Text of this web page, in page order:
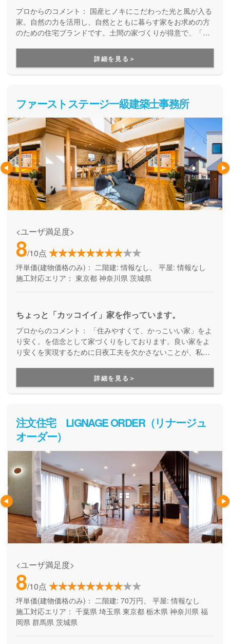
プロからのコメント： 国産ヒノキにこだわった光と風が入る
家。自然の力を活用し、自然とともに暮らす家をお求めの方
のための住宅ブランドです。土間の家づくりが得意で、「た
をご提案しています。ベビーカーそのままで玄関に入れる、
アウトドアグッズを収納できる、そんな暮らしが変わる住ま
いが適正価格で建てられることが大きな魅力になっていま
詳細を見る＞
ファーストステージ一級建築士事務所
<ユーザ満足度>
8/10点
坪単価(建物価格のみ)： 二階建: 情報なし、 平屋: 情報なし
施工対応エリア： 東京都 神奈川県 茨城県
ちょっと「カッコイイ」家を作っています。
プロからのコメント：
「住みやすくて、かっこいい家」をよ
り安く。を信念として家づくりをしております。良い家をよ
り安くを実現するために日夜工夫を欠かさないことが、私た
詳細を見る＞
注文住宅 LiGNAGE ORDER（リナージュ
オーダー）
<ユーザ満足度>
8/10点
坪単価(建物価格のみ)： 二階建: 70万円、 平屋: 情報なし
施工対応エリア： 千葉県 埼玉県 東京都 栃木県 神奈川県 福
岡県 群馬県 茨城県